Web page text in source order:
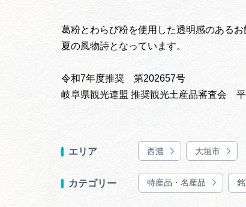
葛粉とわらび粉を使用した透明感のある
夏の風物詩となっています。
令和7年度推奨 第202657号
岐阜県観光連盟 推奨観光土産品審査会
エリア 西濃 大垣市
カテゴリー 特産品・名産品